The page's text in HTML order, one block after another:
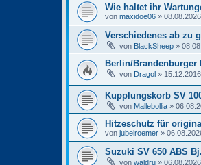
Wie haltet ihr
von maxidoe06 »
Verschiedenes ab zu
von BlackSheep »
Berlin/
von Dragol »
Kupplungskorb SV
von Mallebollia »
Hitzeschutz für
von jubelroemer »
Suzuki SV 650 ABS
von waldru »